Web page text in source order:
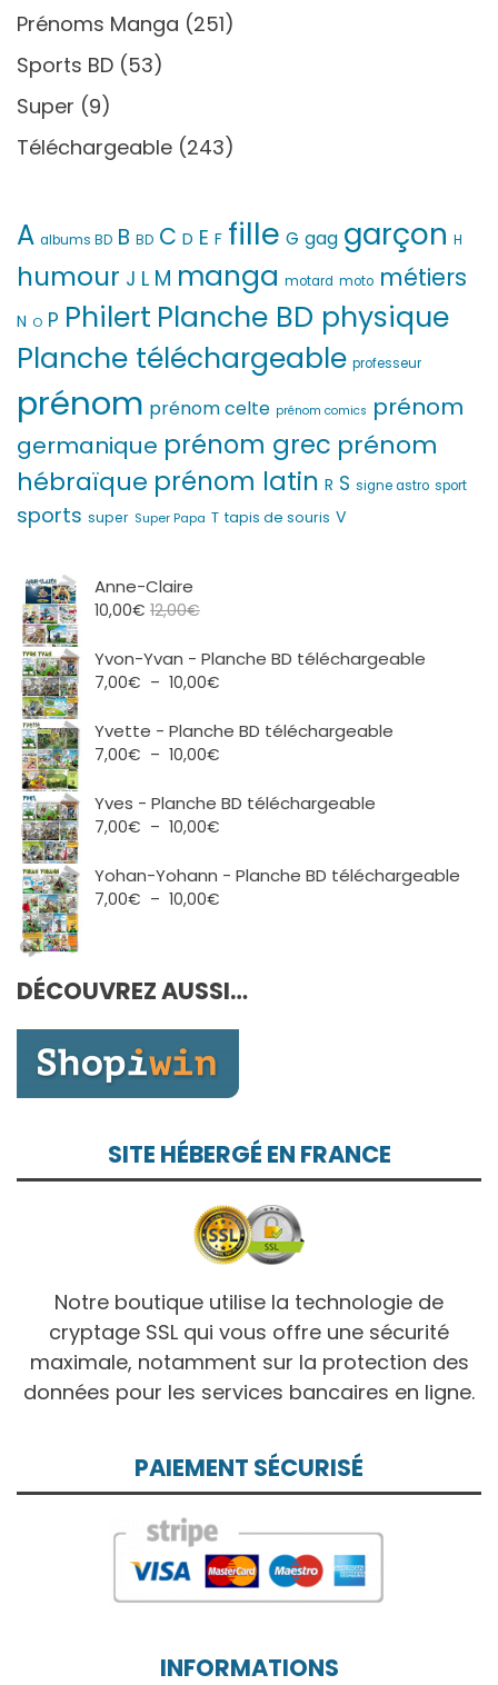
Prénoms Manga (251)
Sports BD (53)
Super (9)
Téléchargeable (243)
A albums BD B BD C D E F fille G gag garçon H
humour J L M manga motard moto métiers
N O P Philert Planche BD physique
Planche téléchargeable professeur
prénom prénom celte prénom comics prénom
germanique prénom grec prénom
hébraïque prénom latin R S signe astro sport
sports super Super Papa T tapis de souris V
Anne-Claire
10,00€ 12,00€
Yvon-Yvan - Planche BD téléchargeable
7,00€ – 10,00€
prix :
10,00€
Yvette - Planche BD téléchargeable
7,00€ – 10,00€
prix :
10,00€
Yves - Planche BD téléchargeable
7,00€ – 10,00€
prix :
Yohan-Yohann - Planche BD téléchargeable
7,00€ – 10,00€
à
DÉCOUVREZ AUSSI…
SITE HÉBERGÉ EN FRANCE
Notre boutique utilise la technologie de
cryptage SSL qui vous offre une sécurité
maximale, notamment sur la protection des
données pour les services bancaires en ligne.
PAIEMENT SÉCURISÉ
INFORMATIONS